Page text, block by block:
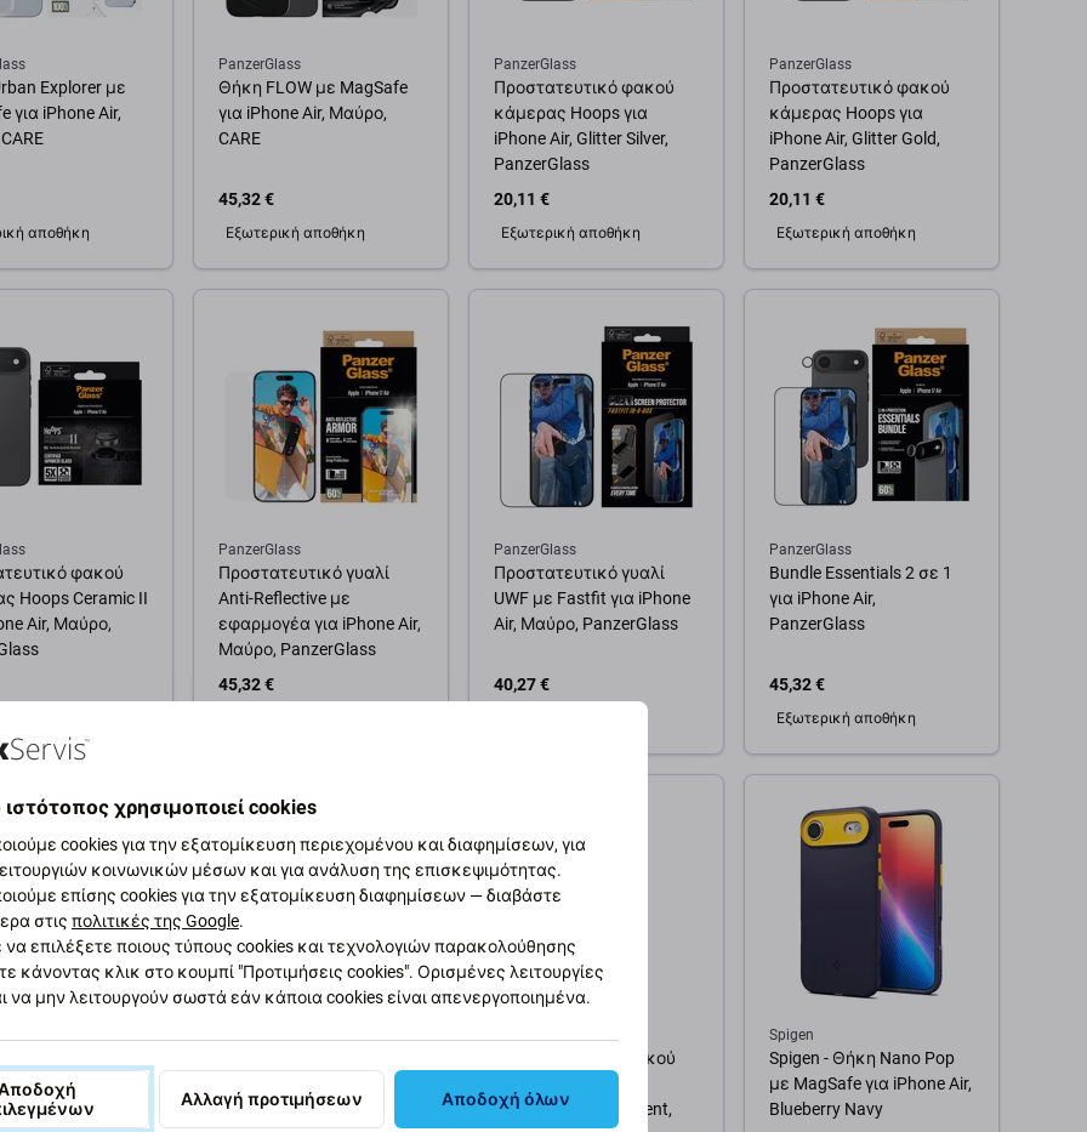
Explorer με
για iPhone Air,
αποθήκη
PanzerGlass
Θήκη FLOW με MagSafe
για iPhone Air, Μαύρο,
CARE
45,32 €
Εξωτερική αποθήκη
PanzerGlass
Προστατευτικό φακού
κάμερας Hoops για
iPhone Air, Glitter Silver,
PanzerGlass
20,11 €
Εξωτερική αποθήκη
PanzerGlass
Προστατευτικό φακού
κάμερας Hoops για
iPhone Air, Glitter Gold,
PanzerGlass
20,11 €
Εξωτερική αποθήκη
φακού
Hoops Ceramic II
Air, Μαύρο,
PanzerGlass
Προστατευτικό γυαλί
Anti-Reflective με
εφαρμογέα για iPhone Air,
Μαύρο, PanzerGlass
45,32 €
PanzerGlass
Προστατευτικό γυαλί
UWF με Fastfit για iPhone
Air, Μαύρο, PanzerGlass
40,27 €
PanzerGlass
Bundle Essentials 2 σε 1
για iPhone Air,
PanzerGlass
45,32 €
Εξωτερική αποθήκη
II με
για iPhone Air,
iPhone Air, Μαύρο,
Προστατευτικό Φακού
iPhone Air, Transparent,
Spigen
Spigen - Θήκη Nano Pop
με MagSafe για iPhone Air,
Blueberry Navy
χρησιμοποιεί cookies
cookies για την εξατομίκευση περιεχομένου και διαφημίσεων, για
κοινωνικών μέσων και για ανάλυση της επισκεψιμότητας.
επίσης cookies για την εξατομίκευση διαφημίσεων — διαβάστε
στις πολιτικές της Google.
να επιλέξετε ποιους τύπους cookies και τεχνολογιών παρακολούθησης
κάνοντας κλικ στο κουμπί "Προτιμήσεις cookies". Ορισμένες λειτουργίες
να μην λειτουργούν σωστά εάν κάποια cookies είναι απενεργοποιημένα.
Αλλαγή προτιμήσεων Αποδοχή όλων